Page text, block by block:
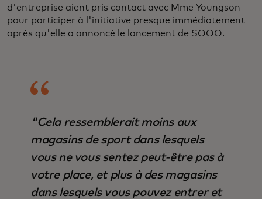
d'entreprise aient pris contact avec Mme Youngson
pour participer à l'initiative presque immédiatement
après qu'elle a annoncé le lancement de SOOO.
"Cela ressemblerait moins aux
magasins de sport dans lesquels
vous ne vous sentez peut-être pas à
votre place, et plus à des magasins
dans lesquels vous pouvez entrer et